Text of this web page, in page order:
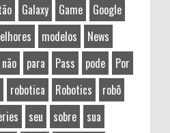
Galaxy Game
Google
modelos
News
não para Pass pode
Por
robotica Robotics
robô
seu sobre
sua